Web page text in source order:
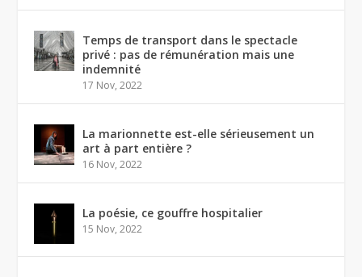
Temps de transport dans le spectacle
privé : pas de rémunération mais une
indemnité
17 Nov, 2022
La marionnette est-elle sérieusement un
art à part entière ?
16 Nov, 2022
La poésie, ce gouffre hospitalier
15 Nov, 2022